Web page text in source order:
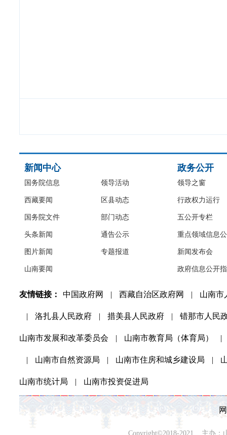
新闻中心
国务院信息
西藏要闻
国务院文件
头条新闻
图片新闻
山南要闻
领导活动
区县动态
部门动态
通告公示
专题报道
政务公开
领导之窗
行政权力运行
五公开专栏
重点领域信息
新闻发布会
政府信息公开
友情链接： 中国政府网 | 西藏自治区政府网 | 山南市
| 洛扎县人民政府 | 措美县人民政府 | 错那市人民
山南市发展和改革委员会 | 山南市教育局（体育局） |
| 山南市自然资源局 | 山南市住房和城乡建设局 |
山南市统计局 | 山南市投资促进局
Copyright©2018-2021 主办：